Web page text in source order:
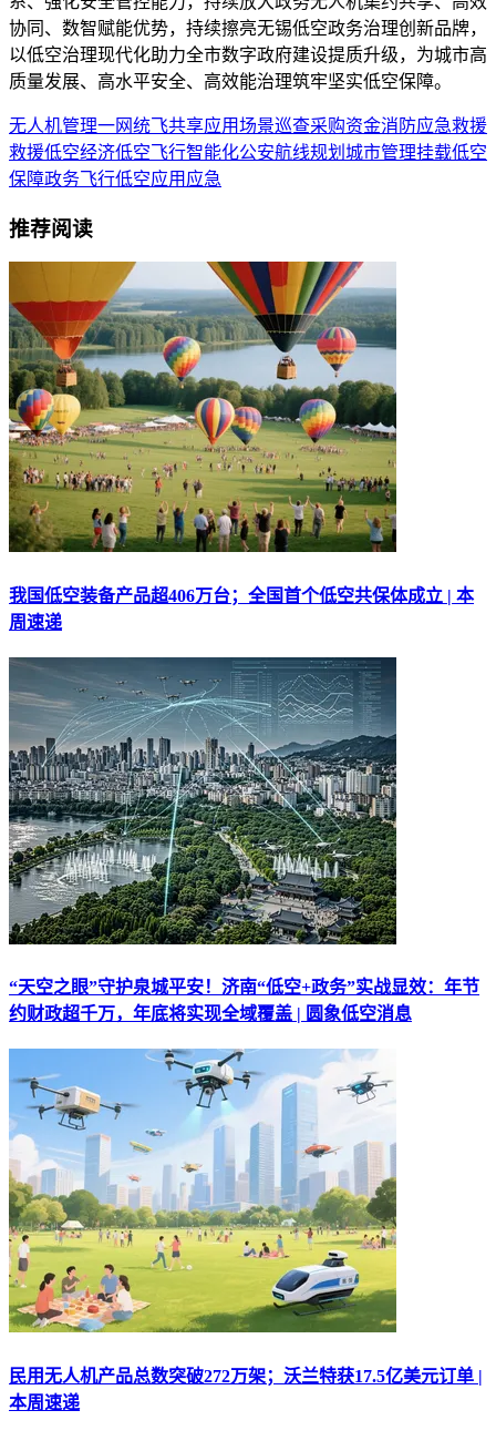
协同、数智赋能优势，持续擦亮无锡低空政务治理创新品牌，
以低空治理现代化助力全市数字政府建设提质升级，为城市高
质量发展、高水平安全、高效能治理筑牢坚实低空保障。
无人机管理一网统飞共享应用场景巡查采购资金消防应急救援
救援低空经济低空飞行智能化公安航线规划 城市管理挂载低空
保障政务飞行低空应用 应急
推荐阅读
我国低空装备产品超406万台；全国首个低空共保体成立 | 本
周速递
“天空之眼”守护泉城平安！济南“低空+政务”实战显效：年节
约财政超千万，年底将实现全域覆盖 | 圆象低空消息
民用无人机产品总数突破272万架；沃兰特获17.5亿美元订单 |
本周速递